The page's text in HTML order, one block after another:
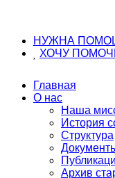
НУЖНА
ХОЧУ
Главная
О нас
Наша
История
Структура
Архив